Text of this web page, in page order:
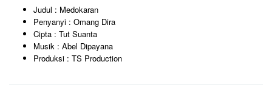
Judul : Medokaran
Penyanyi : Omang Dira
Cipta : Tut Suanta
Musik : Abel Dipayana
Produksi : TS Production